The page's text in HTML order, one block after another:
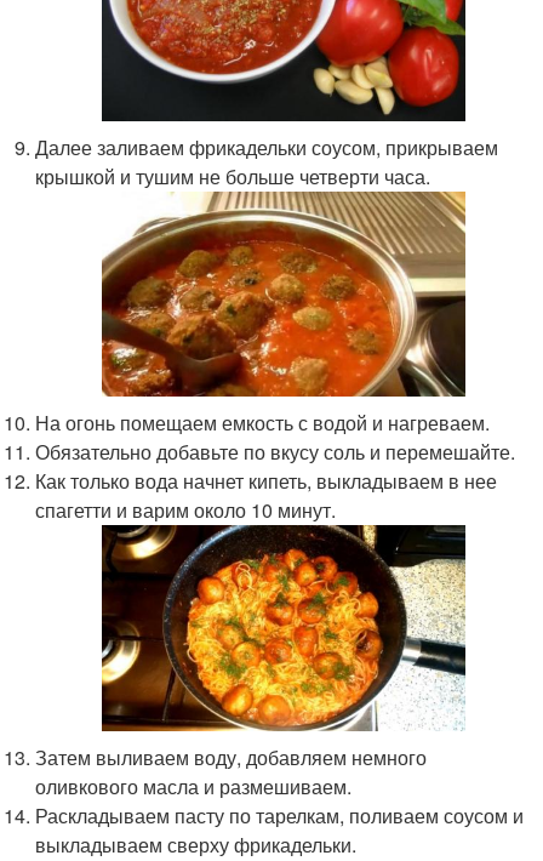
Далее заливаем фрикадельки соусом, прикрываем
крышкой и тушим не больше четверти часа.
На огонь помещаем емкость с водой и нагреваем.
Обязательно добавьте по вкусу соль и перемешайте.
Как только вода начнет кипеть, выкладываем в нее
спагетти и варим около 10 минут.
Затем выливаем воду, добавляем немного
оливкового масла и размешиваем.
Раскладываем пасту по тарелкам, поливаем соусом и
выкладываем сверху фрикадельки.